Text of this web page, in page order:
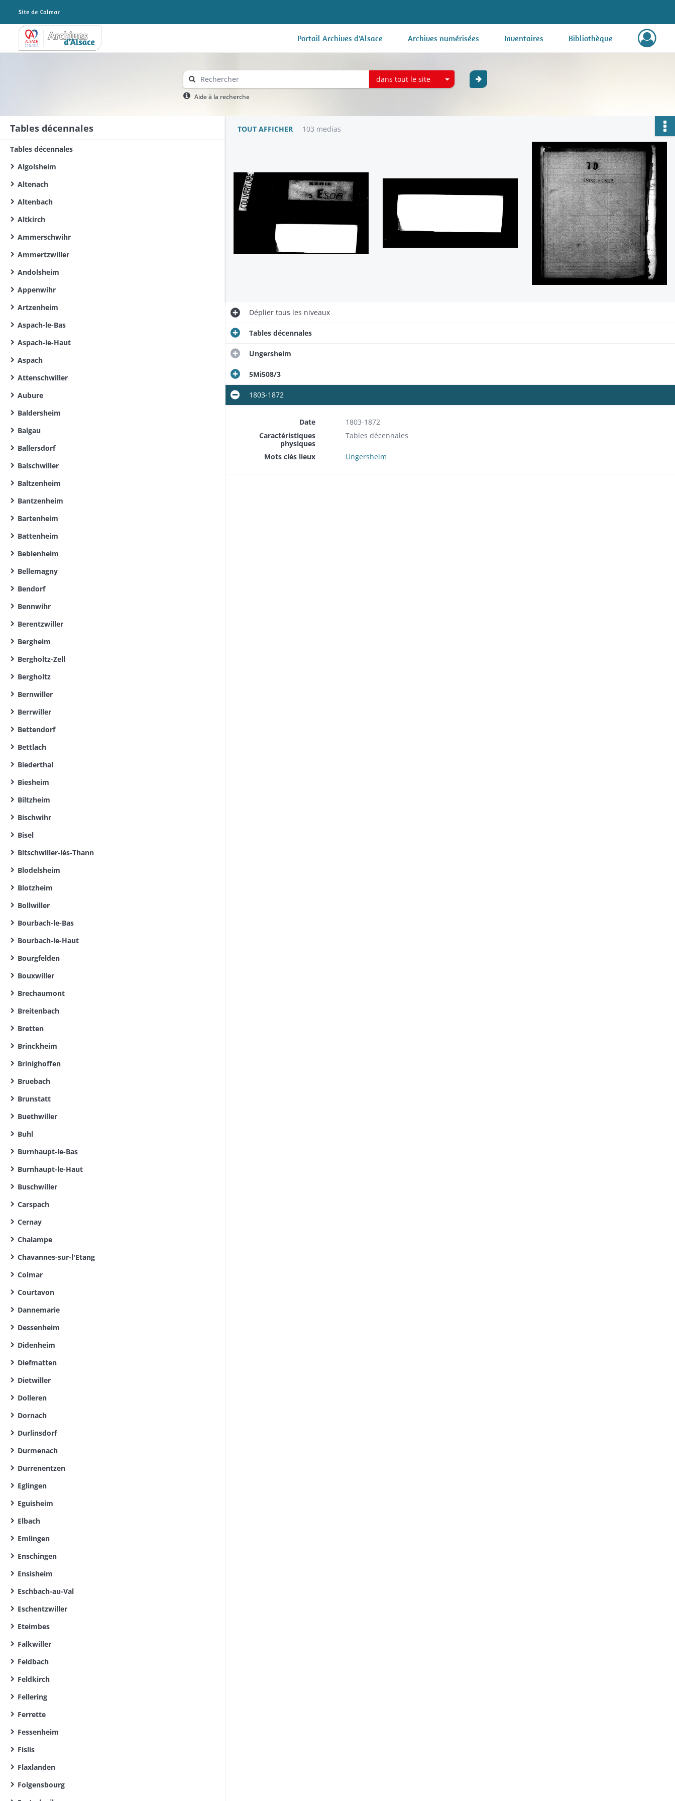
Archives Alsace - Colmar Portail Archives d'Alsace Archives numérisées Inventaires Bibliothèque
dans tout le site
Aide à la recherche
Tables décennales
Tables décennales
Algolsheim
Altenach
Altenbach
Altkirch
Ammerschwihr
Ammertzwiller
Andolsheim
Appenwihr
Artzenheim
Aspach-le-Bas
Aspach-le-Haut
Aspach
Attenschwiller
Aubure
Baldersheim
Balgau
Ballersdorf
Balschwiller
Baltzenheim
Bantzenheim
Bartenheim
Battenheim
Beblenheim
Bellemagny
Bendorf
Bennwihr
Berentzwiller
Bergheim
Bergholtz-Zell
Bergholtz
Bernwiller
Berrwiller
Bettendorf
Bettlach
Biederthal
Biesheim
Biltzheim
Bischwihr
Bisel
Bitschwiller-lès-Thann
Blodelsheim
Blotzheim
Bollwiller
Bourbach-le-Bas
Bourbach-le-Haut
Bourgfelden
Bouxwiller
Brechaumont
Breitenbach
Bretten
Brinckheim
Brinighoffen
Bruebach
Brunstatt
Buethwiller
Buhl
Burnhaupt-le-Bas
Burnhaupt-le-Haut
Buschwiller
Carspach
Cernay
Chalampe
Chavannes-sur-l'Etang
Colmar
Courtavon
Dannemarie
Dessenheim
Didenheim
Diefmatten
Dietwiller
Dolleren
Dornach
Durlinsdorf
Durmenach
Durrenentzen
Eglingen
Eguisheim
Elbach
Emlingen
Enschingen
Ensisheim
Eschbach-au-Val
Eschentzwiller
Eteimbes
Falkwiller
Feldbach
Feldkirch
Fellering
Ferrette
Fessenheim
Fislis
Flaxlanden
Folgensbourg
TOUT AFFICHER 103 medias
Dépliertous les niveaux
Tables décennales
Ungersheim
5Mi508/3
1803-1872
Date
1803-1872
Caractéristiques
physiques
Tables décennales
Mots clés lieux Ungersheim